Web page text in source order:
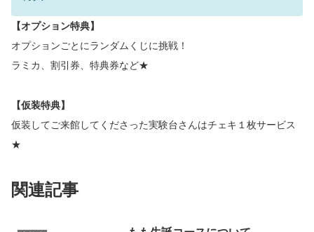
【オプション特典】
オプションごとにランダムくじに挑戦！
ラミカ、割引券、特典券など★
【仮装特典】
仮装してご来館してくださった実験台さんはチェキ１枚サービス
★
関連記事